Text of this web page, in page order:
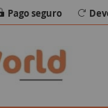
Pago seguro